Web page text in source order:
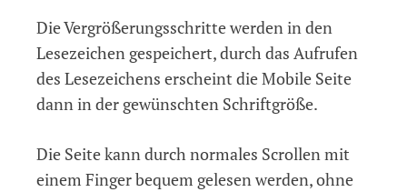
Die Vergrößerungsschritte werden in den
Lesezeichen gespeichert, durch das Aufrufen
des Lesezeichens erscheint die Mobile Seite
dann in der gewünschten Schriftgröße.
Die Seite kann durch normales Scrollen mit
einem Finger bequem gelesen werden, ohne